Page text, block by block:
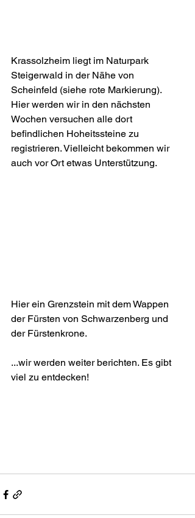
Krassolzheim liegt im Naturpark
Steigerwald in der Nähe von
Scheinfeld (siehe rote Markierung).
Hier werden wir in den nächsten
Wochen versuchen alle dort
befindlichen Hoheitssteine zu
registrieren. Vielleicht bekommen wir
auch vor Ort etwas Unterstützung.
Hier ein Grenzstein mit dem Wappen
der Fürsten von Schwarzenberg und
der Fürstenkrone.
...wir werden weiter berichten. Es gibt
viel zu entdecken!